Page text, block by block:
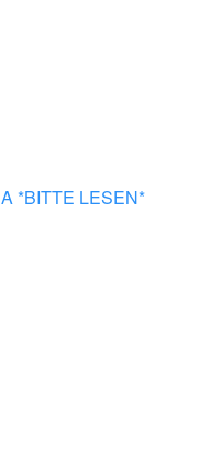
*BITTE LESEN*